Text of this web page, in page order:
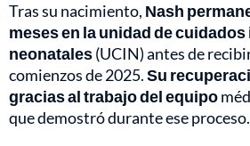
Tras su nacimiento, Nash
meses en la unidad de
neonatales(UCIN) antes de
comienzos de 2025.Su
gracias al trabajo del equipo
que demostró durante ese proceso.